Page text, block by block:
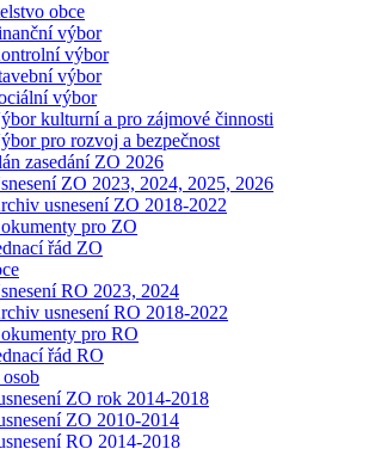
obce
výbor
výbor
výbor
výbor
kulturní a pro zájmové činnosti
pro rozvoj a bezpečnost
zasedání ZO 2026
ZO 2023, 2024, 2025, 2026
usnesení ZO 2018-2022
pro ZO
řád ZO
RO 2023, 2024
usnesení RO 2018-2022
pro RO
řád RO
osob
ZO rok 2014-2018
ZO 2010-2014
RO 2014-2018